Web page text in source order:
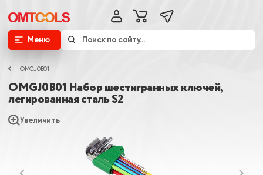
Меню
OMGJ0B01
OMGJ0B01 Набор шестигранных ключей,
легированная сталь S2
Увеличить